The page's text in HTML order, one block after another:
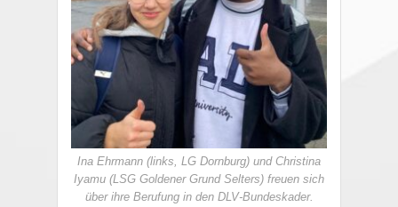
Ina Ehrmann (links, LG Dornburg) und Christina
Iyamu (LSG Goldener Grund Selters) freuen sich
über ihre Berufung in den DLV-Bundeskader.